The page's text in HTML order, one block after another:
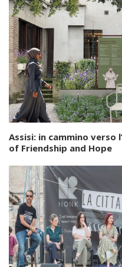
Assisi: in cammino verso
of Friendship and Hope